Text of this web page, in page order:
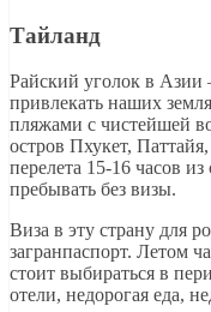
Тайланд
Райский уголок в Азии
привлекать наших
пляжами с чистейшей
остров Пхукет,
перелета 15-16 часов
пребывать без визы.
Виза в эту страну для
загранпаспорт. Летом
стоит выбираться в
отели, недорогая еда,